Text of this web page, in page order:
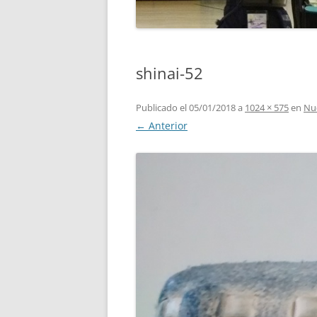
shinai-52
Publicado el05/01/2018a 1024 × 575en
← Anterior